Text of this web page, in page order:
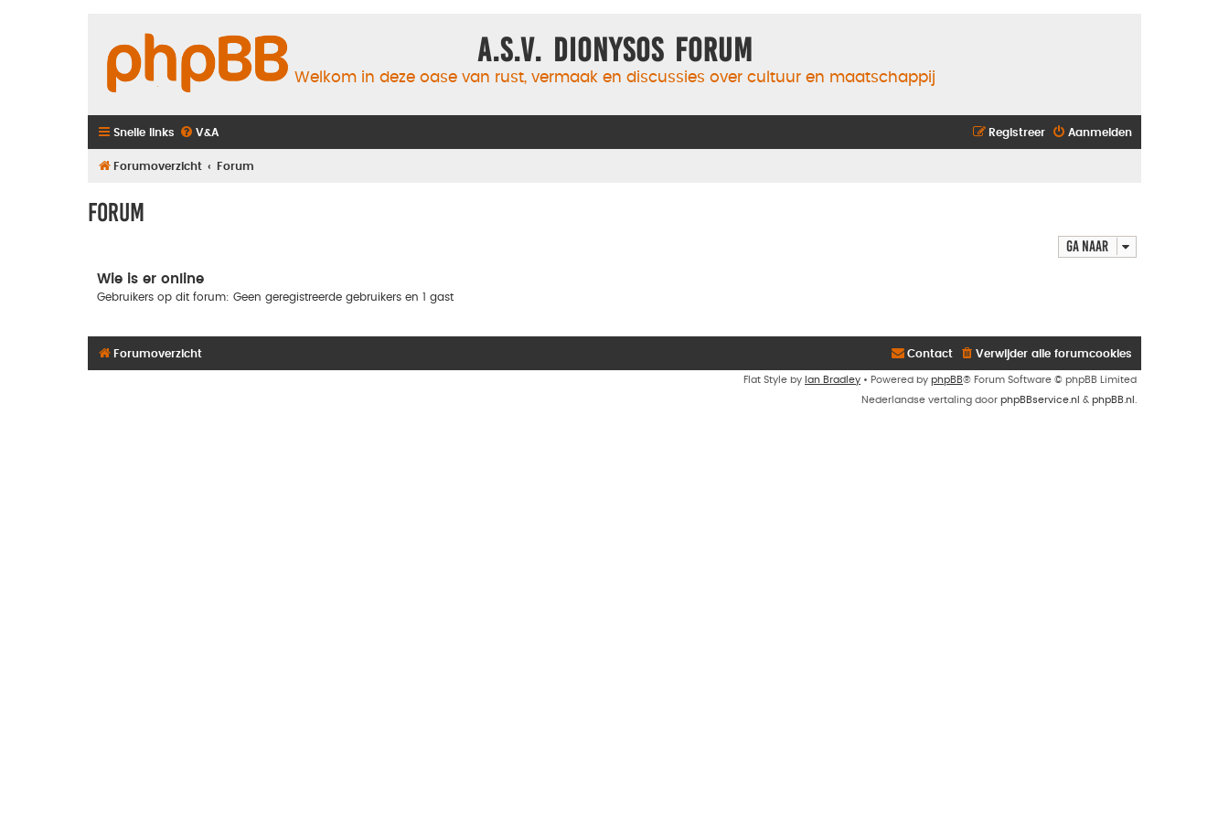
A.S.V. Dionysos Forum
Welkom in deze oase van rust, vermaak en discussies over cultuur en maatschappij
Snelle links V&A Aanmelden
Registreer
Forumoverzicht Forum
Forum
Ga naar
Wie is er online
Gebruikers op dit forum: Geen geregistreerde gebruikers en 1 gast
Forumoverzicht Verwijder alle forumcookies
Contact
Flat Style by Ian Bradley • Powered by phpBB® Forum Software © phpBB Limited
Nederlandse vertaling door phpBBservice.nl & phpBB.nl